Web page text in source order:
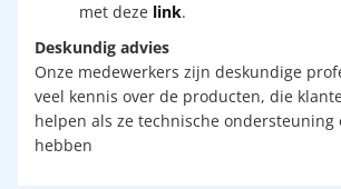
met deze link.
Deskundig advies
Onze medewerkers zijn deskundige
veel kennis over de producten, die
helpen als ze technische ondersteuning
hebben